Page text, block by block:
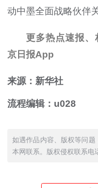
动中墨全面战略伙伴
更多热点速报
京日报App
来源：新华社
流程编辑：u028
如遇作品内容、版权等问
本网联系。版权侵权联系电